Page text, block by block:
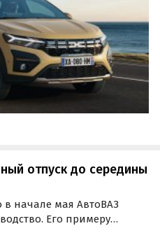
отпуск до середины
в начале мая АвтоВАЗ
Его примеру